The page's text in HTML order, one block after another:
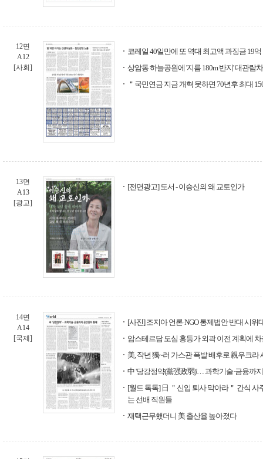
12면
A12
[사회]
코레일 40일만에 또 역대 최고액 과징금 19억
상암동 하늘공원에 '지름 180m 반지' 대관람차
＂국민연금 지금 개혁 못하면 70년후 최대
13면
A13
[광고]
[전면광고] 도서 - 이승신의 왜 교토인가
14면
A14
[국제]
[사진] 조지아 언론·NGO 통제법안 반대 시위
암스테르담 도심 홍등가 외곽 이전 계획에 차
美, 작년 獨~러 가스관 폭발 배후로 親우크라
中 '당강정약(黨强政弱)'… 과학기술·금융까
[월드 톡톡] 日 ＂신입 퇴사 막아라＂ 간식
는 선배 직원들
재택근무했더니 美 출산율 높아졌다